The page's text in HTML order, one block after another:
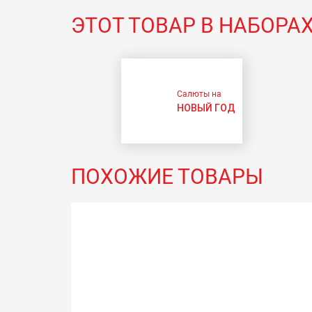
ЭТОТ ТОВАР В
Салюты на
НОВЫЙ ГОД
ПОХОЖИЕ ТОВАРЫ